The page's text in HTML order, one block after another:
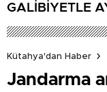
GALİBİYETLE
Kütahya'dan Haber
Jandarma